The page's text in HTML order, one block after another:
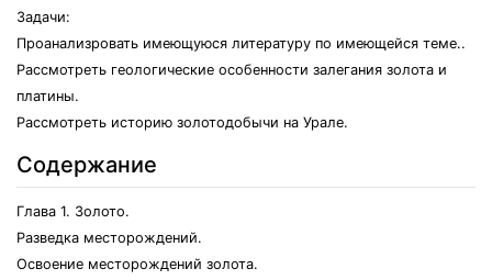
Задачи:
Проанализровать имеющуюся литературу по имеющейся теме..
Рассмотреть геологические особенности залегания золота и
платины.
Рассмотреть историю золотодобычи на Урале.
Содержание
Глава 1. Золото.
Разведка месторождений.
Освоение месторождений золота.